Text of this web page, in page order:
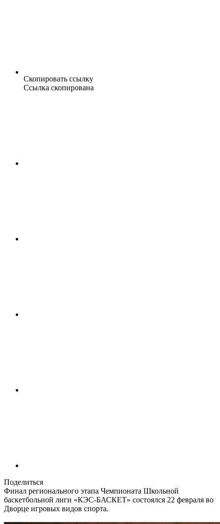
Скопировать ссылку
Ссылка скопирована
Поделиться
Финал регионального этапа Чемпионата Школьной
баскетбольной лиги «КЭС-БАСКЕТ» состоялся 22 февраля во
Дворце игровых видов спорта.